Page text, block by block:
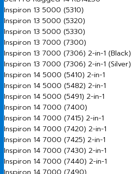
Inspiron 13 5000 (5310)
Inspiron 13 5000 (5320)
Inspiron 13 5000 (5330)
Inspiron 13 7000 (7300)
Inspiron 13 7000 (7306) 2-in-1 (Black)
Inspiron 13 7000 (7306) 2-in-1 (Silver)
Inspiron 14 5000 (5410) 2-in-1
Inspiron 14 5000 (5482) 2-in-1
Inspiron 14 5000 (5491) 2-in-1
Inspiron 14 7000 (7400)
Inspiron 14 7000 (7415) 2-in-1
Inspiron 14 7000 (7420) 2-in-1
Inspiron 14 7000 (7425) 2-in-1
Inspiron 14 7000 (7430) 2-in-1
Inspiron 14 7000 (7440) 2-in-1